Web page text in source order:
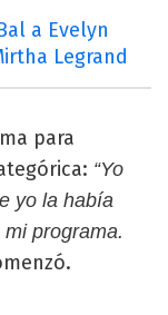
a Evelyn
Legrand
para
“Yo
yo la había
programa.